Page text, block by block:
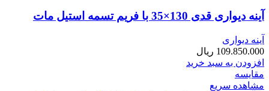
آینه دیواری قدی 130×35 با فریم تسمه استیل مات
آینه دیواری
109.850.000 ریال
افزودن به سبد خرید
مقایسه
مشاهده سریع